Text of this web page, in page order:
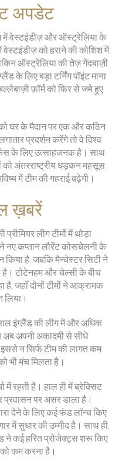
अपडेट
में वेस्टइंडीज़ और ऑस्ट्रेलिया के
को हराने की कोशिश में
ऑस्ट्रेलिया की तेज़ गेंदबाज़ी
के लिए बड़ा टर्निंग पॉइंट माना
फ़ॉर्म को फिर से जमे हुए
घर के मैदान पर एक और कठिन
प्रदर्शन करेंगे तो वे विश्व
के लिए उत्साहजनक है। साथ
को अंतरराष्ट्रीय धड़कन महसूस
में टीम की गहराई बढ़ेगी।
ख़बरें
लीग टीमों में थोड़ा
कप्तान लौरेंट कोसचेलनी के
किया है, जबकि मैन्चेस्टर सिटी ने
है। टोटेनहम और चेल्सी के बीच
है, जहाँ दोनों टीमों ने आक्रामक
लिया।
इंग्लैंड की लीग में और अधिक
अपनी अकादमी से सीधे
न सिर्फ टीम की लागत कम
भी मंच मिलता है।
में रहती है। हाल ही में ब्रेक्सिट
प्रवासन पर असर डाला है।
देने के लिए कई फंड लॉन्च किए
में सुधार की उम्मीद है। साथ ही,
ने कई हरित प्रोजेक्ट्स शरू किए
को कम करना है।